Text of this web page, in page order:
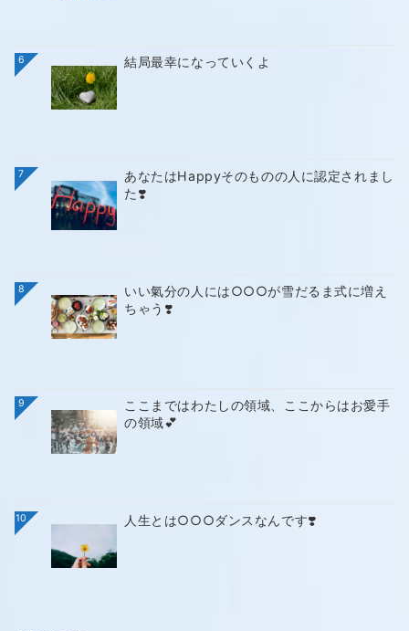
6 結局最幸になっていくよ
7
あなたはHappyそのものの人に認定されまし
た❣️
8
いい氣分の人には○○○が雪だるま式に増え
ちゃう❣️
9
ここまではわたしの領域、ここからはお愛手
の領域💕
10 人生とは○○○ダンスなんです❣️